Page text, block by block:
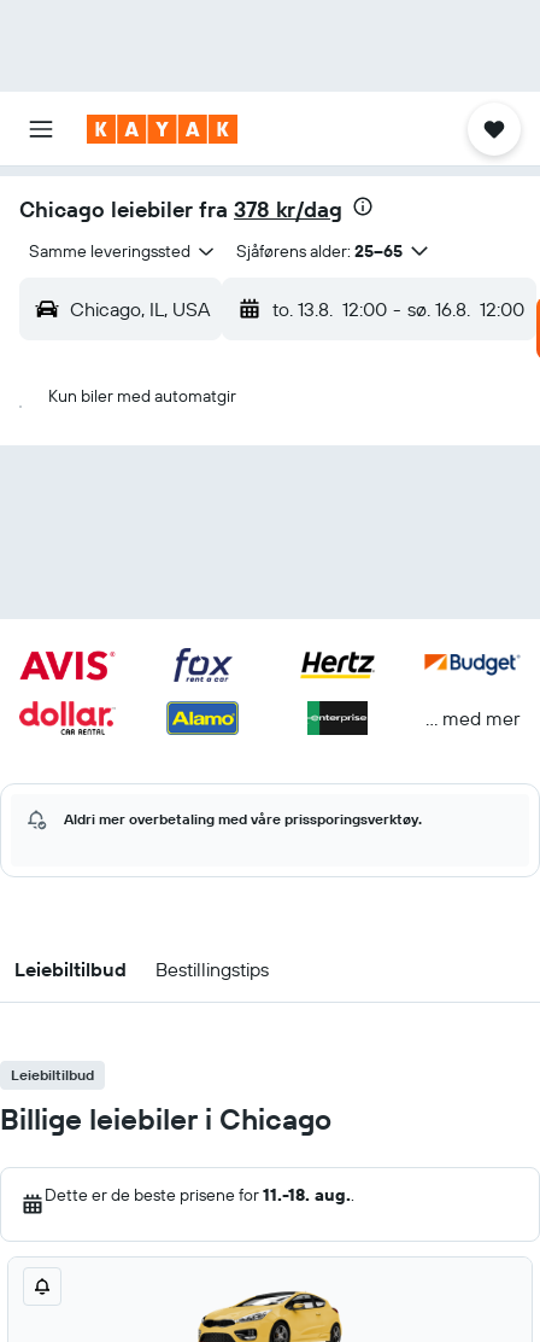
Chicago leiebiler fra 378 kr/dag
Samme leveringssted Sjåførens alder: 25–65
Chicago, IL, USA to. 13.8. 12:00 - sø. 16.8. 12:00
Kun biler med automatgir
… med mer
Aldri mer overbetaling med våre prissporingsverktøy.
Leiebiltilbud Bestillingstips
Leiebiltilbud
Billige leiebiler i Chicago
Dette er de beste prisene for11.-18. aug..